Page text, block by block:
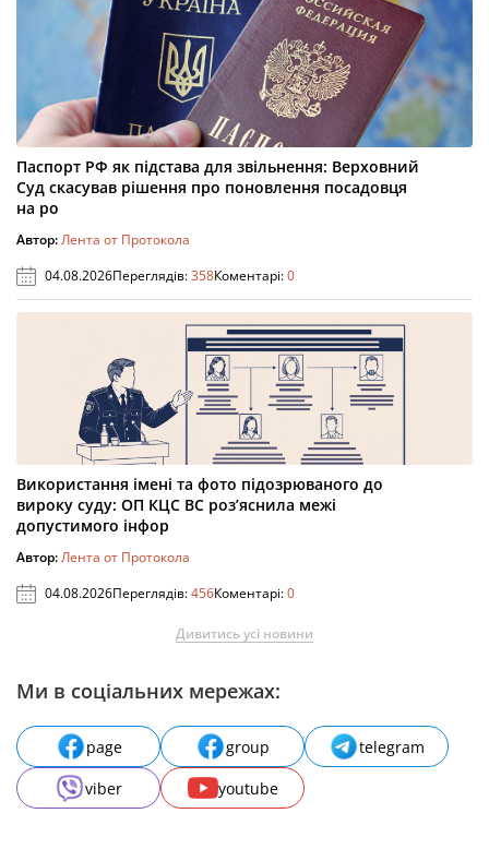
Паспорт РФ як підстава для звільнення: Верховний
Суд скасував рішення про поновлення посадовця
на ро
Автор:Лента от Протокола
04.08.2026Переглядів:358Коментарі:0
Використання імені та фото підозрюваного до
вироку суду: ОП КЦС ВС роз’яснила межі
допустимого інфор
Автор:Лента от Протокола
04.08.2026Переглядів:456Коментарі:0
Дивитись усі новини
Ми в соціальних мережах:
page group
telegram
viber
youtube